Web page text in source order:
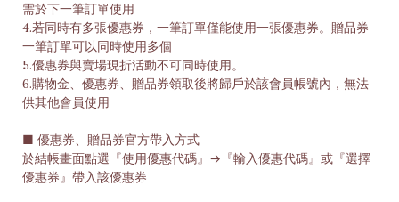
需於下一筆訂單使用
4.若同時有多張優惠券，一筆訂單僅能使用一張優惠券。贈品券
一筆訂單可以同時使用多個
5.優惠券與賣場現折活動不可同時使用。
6.購物金、優惠券、贈品券領取後將歸戶於該會員帳號內，無法
供其他會員使用
■ 優惠券、贈品券官方帶入方式
於結帳畫面點選『使用優惠代碼』→『輸入優惠代碼』或『選擇
優惠券』帶入該優惠券